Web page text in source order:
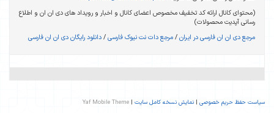
(محتوای کانال ارائه کد تخفیف مخصوص اعضای کانال و اخبار و رویداد های دی ان ان و اطلاع
رسانی آپدیت محصولات)
مرجع دی ان ان فارسی در ایران/مرجع دات نت نیوک فارسی/دانلود رایگان دی ان ان فارسی
سیاست حفظ حریم خصوصی | نمایش نسخه کامل سایت |
Yaf Mobile Theme